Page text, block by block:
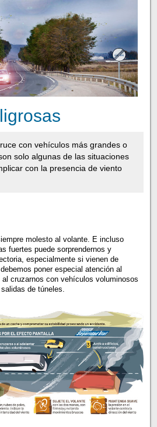
con vehículos más grandes o
solo algunas de las situaciones
con la presencia de viento
molesto al volante. E incluso
fuertes puede sorprendernos y
especialmente si vienen de
poner especial atención al
cruzarnos con vehículos voluminosos
de túneles.